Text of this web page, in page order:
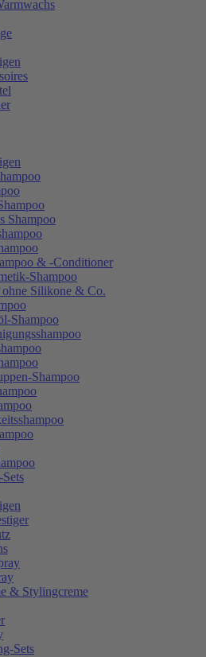
Shampoo
& -Conditioner
Shampoo
ohne Silikone & Co.
Shampoo
Shampoo
& Stylingcreme
Sets